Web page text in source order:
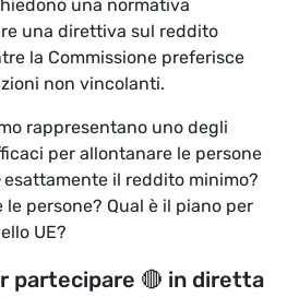
una normativa
una direttiva sul reddito
la Commissione preferisce
non vincolanti.
rappresentano uno degli
per allontanare le persone
esattamente il reddito minimo?
persone? Qual è il piano per
UE?
partecipare 🔴 in diretta